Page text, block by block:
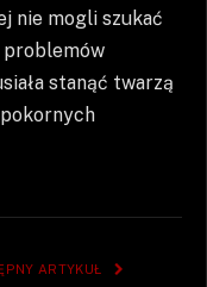
nie mogli szukać
problemów
stanąć twarzą
ARTYKUŁ